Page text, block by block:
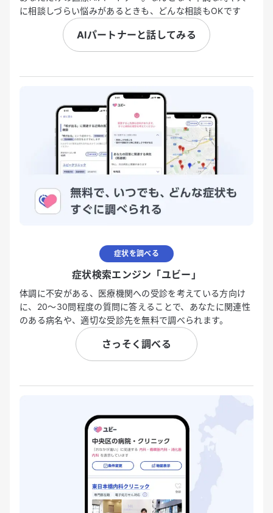
に相談しづらい悩みがあるときも、どんな相談もOKです
AIパートナーと話してみる
症状を調べる
症状検索エンジン「ユビー」
体調に不安がある、医療機関への受診を考えている方向け
に、20〜30問程度の質問に答えることで、あなたに関連性
のある病名や、適切な受診先を無料で調べられます。
さっそく調べる